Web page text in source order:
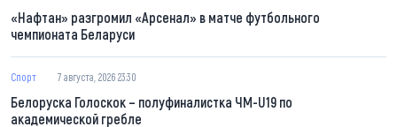
«Нафтан» разгромил «Арсенал» в матче футбольного
чемпионата Беларуси
Спорт 7 августа, 2026 23:30
Белоруска Голоскок – полуфиналистка ЧМ-U19 по
академической гребле